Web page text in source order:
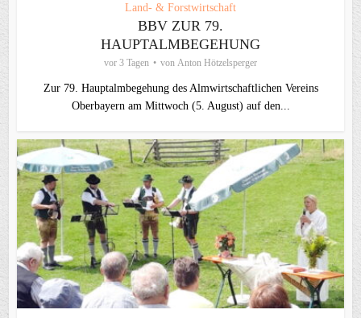
Land- & Forstwirtschaft
BBV ZUR 79.
HAUPTALMBEGEHUNG
vor 3 Tagen von Anton Hötzelsperger
Zur 79. Hauptalmbegehung des Almwirtschaftlichen Vereins
Oberbayern am Mittwoch (5. August) auf den...